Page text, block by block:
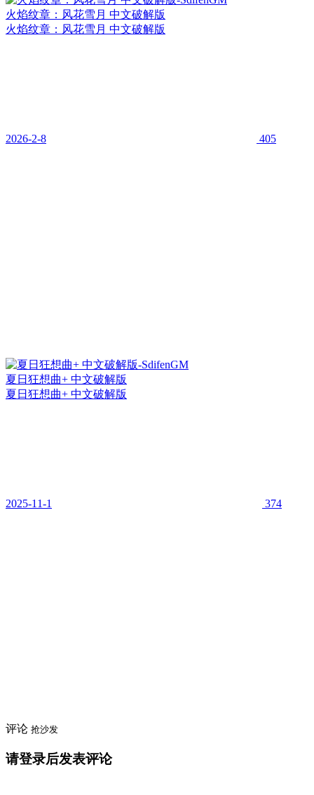
火焰纹章：风花雪月 中文破解版
火焰纹章：风花雪月 中文破解版
2026-2-8 405
夏日狂想曲+ 中文破解版
夏日狂想曲+ 中文破解版
2025-11-1 374
评论 抢沙发
请登录后发表评论